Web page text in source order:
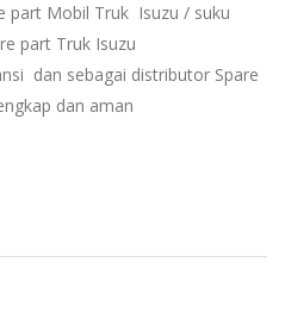
part Mobil Truk Isuzu / suku
part Truk Isuzu
dan sebagai distributor Spare
dan aman